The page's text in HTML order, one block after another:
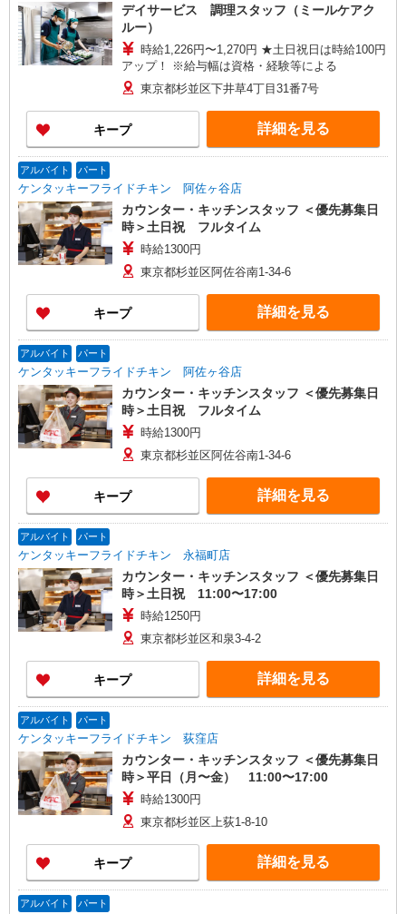
デイサービス 調理スタッフ（ミールケアク
ルー）
時給1,226円〜1,270円 ★土日祝日は時給100円
アップ！ ※給与幅は資格・経験等による
東京都杉並区下井草4丁目31番7号
キープ 詳細を見る
アルバイト パート
ケンタッキーフライドチキン 阿佐ヶ谷店
カウンター・キッチンスタッフ ＜優先募集日
時＞土日祝 フルタイム
時給1300円
東京都杉並区阿佐谷南1-34-6
キープ 詳細を見る
アルバイト パート
ケンタッキーフライドチキン 阿佐ヶ谷店
カウンター・キッチンスタッフ ＜優先募集日
時＞土日祝 フルタイム
時給1300円
東京都杉並区阿佐谷南1-34-6
キープ 詳細を見る
アルバイト パート
ケンタッキーフライドチキン 永福町店
カウンター・キッチンスタッフ ＜優先募集日
時＞土日祝 11:00〜17:00
時給1250円
東京都杉並区和泉3-4-2
キープ 詳細を見る
アルバイト パート
ケンタッキーフライドチキン 荻窪店
カウンター・キッチンスタッフ ＜優先募集日
時＞平日（月〜金） 11:00〜17:00
時給1300円
東京都杉並区上荻1-8-10
キープ 詳細を見る
アルバイト パート